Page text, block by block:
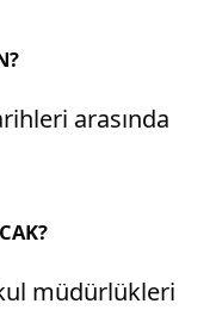
arasında
müdürlükleri